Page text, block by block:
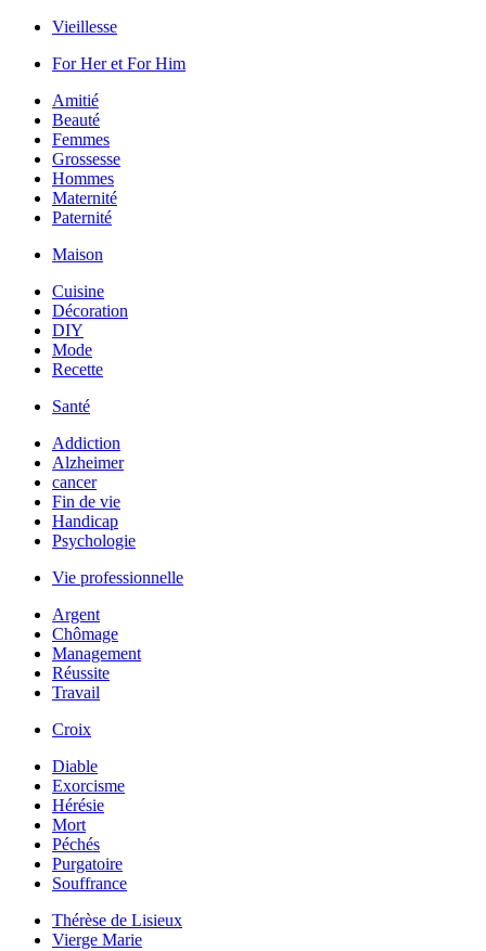
Vieillesse
For Her et For Him
Amitié
Beauté
Femmes
Grossesse
Hommes
Maternité
Paternité
Maison
Cuisine
Décoration
DIY
Mode
Recette
Santé
Addiction
Alzheimer
cancer
Fin de vie
Handicap
Psychologie
Vie professionnelle
Argent
Chômage
Management
Réussite
Travail
Croix
Diable
Exorcisme
Hérésie
Mort
Péchés
Purgatoire
Souffrance
Thérèse de Lisieux
Vierge Marie